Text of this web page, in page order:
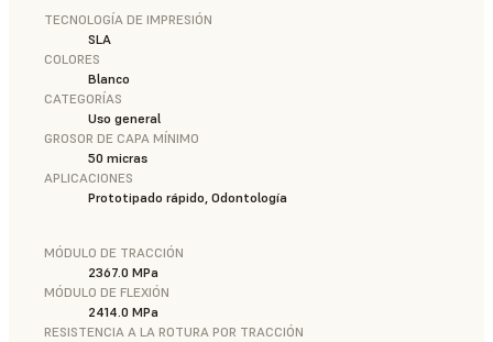
TECNOLOGÍA DE IMPRESIÓN
SLA
COLORES
Blanco
CATEGORÍAS
Uso general
GROSOR DE CAPA MÍNIMO
50 micras
APLICACIONES
Prototipado rápido, Odontología
MÓDULO DE TRACCIÓN
2367.0 MPa
MÓDULO DE FLEXIÓN
2414.0 MPa
RESISTENCIA A LA ROTURA POR TRACCIÓN